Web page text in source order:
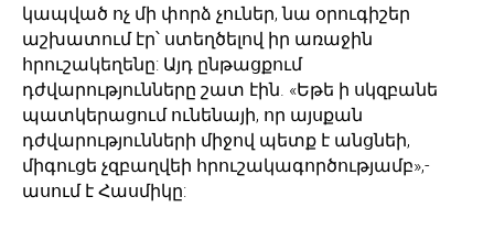
կապված ոչ մի փորձ չուներ, նա օրուգիշեր
աշխատում էր՝ ստեղծելով իր առաջին
հրուշակեղենը: Այդ ընթացքում
դժվարությունները շատ էին. «Եթե ի սկզբանե
պատկերացում ունենայի, որ այսքան
դժվարությունների միջով պետք է անցնեի,
միգուցե չզբաղվեի հրուշակագործությամբ»,-
ասում է Հասմիկը: